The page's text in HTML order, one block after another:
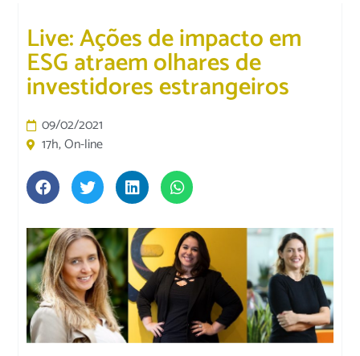
Live: Ações de impacto em
ESG atraem olhares de
investidores estrangeiros
09/02/2021
17h, On-line